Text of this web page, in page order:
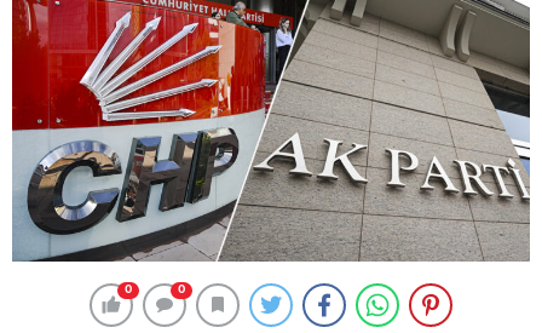
0 0